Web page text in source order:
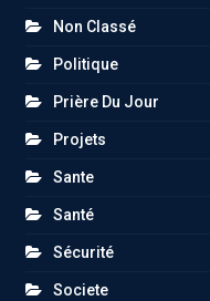
Non Classé
Politique
Prière Du Jour
Projets
Sante
Santé
Sécurité
Societe